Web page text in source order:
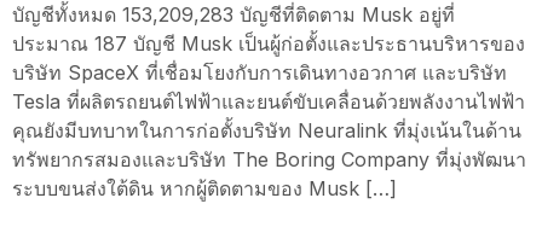
บัญชีทั้งหมด 153,209,283 บัญชีที่ติดตาม Musk อยู่ที่
ประมาณ 187 บัญชี Musk เป็นผู้ก่อตั้งและประธานบริหารของ
บริษัท SpaceX ที่เชื่อมโยงกับการเดินทางอวกาศ และบริษัท
Tesla ที่ผลิตรถยนต์ไฟฟ้าและยนต์ขับเคลื่อนด้วยพลังงานไฟฟ้า
คุณยังมีบทบาทในการก่อตั้งบริษัท Neuralink ที่มุ่งเน้นในด้าน
ทรัพยากรสมองและบริษัท The Boring Company ที่มุ่งพัฒนา
ระบบขนส่งใต้ดิน หากผู้ติดตามของ Musk […]